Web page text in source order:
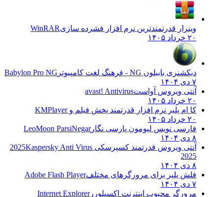
وینرار قدرتمندترین نرم افزار فشرده سازیWinRAR
۲۰ خرداد ۱۴۰۵
دیکشنری بابیلون NG - فرهنگ لغت کامپیوتر
Babylon Pro NG
۷ دی ۱۴۰۴
آنتی ویروس آواستavast! Antivirus
۲۰ خرداد ۱۴۰۵
کا ام پلیر نرم افزار قدرتمند پخش فیلم وKMPlayer
۲۰ خرداد ۱۴۰۵
فارسی نویس لیومون پارسی نگارLeoMoon ParsiNegar
۸ دی ۱۴۰۴
آنتی ویروس قدرتمند کسپرسکی 2025 Kaspersky Anti Virus
2025
۸ دی ۱۴۰۴
فلش پلیر برای مرورگرهای مختلفAdobe Flash Player
۷ دی ۱۴۰۴
مرورگر محبوب اینترنت اکسپلوررInternet Explorer